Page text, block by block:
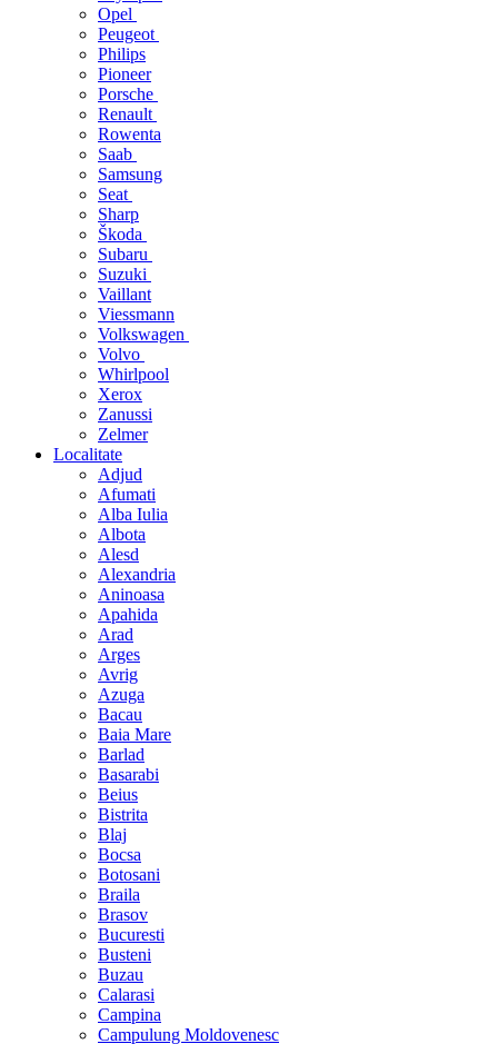
Opel
Peugeot
Philips
Pioneer
Porsche
Renault
Rowenta
Saab
Samsung
Seat
Sharp
Škoda
Subaru
Suzuki
Vaillant
Viessmann
Volkswagen
Volvo
Whirlpool
Xerox
Zanussi
Zelmer
Localitate
Adjud
Afumati
Alba Iulia
Albota
Alesd
Alexandria
Aninoasa
Apahida
Arad
Arges
Avrig
Azuga
Bacau
Baia Mare
Barlad
Basarabi
Beius
Bistrita
Blaj
Bocsa
Botosani
Braila
Brasov
Bucuresti
Busteni
Buzau
Calarasi
Campina
Campulung Moldovenesc